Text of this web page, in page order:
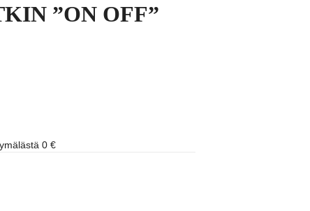
”ON OFF”
0 €